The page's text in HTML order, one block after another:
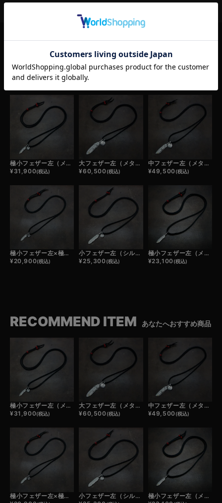
RELATED ITEM
極小フェザー左（メタル）×極小メタルチャーム×鹿革紐×アンティークビーズ/ネックレスカスタム
¥31,900(税込)
大フェザー左（メタル）×小メタルチャーム×鹿革紐×アンティークビーズ/ネックレスカスタム
¥60,500(税込)
中フェザー左（メタル）×小メタルチャーム×鹿革紐×アンティークビーズ/ネックレスカスタム
¥49,500(税込)
極小フェザー左×極小メタルチャーム×鹿革紐×アンティークビーズ/ネックレスカスタム
¥20,900(税込)
小フェザー左（シルバー）×極小メタルチャーム×鹿革紐×アンティークビーズ/ネックレスカスタム
¥25,300(税込)
極小フェザー左（メタル）×鹿革紐×アンティークビーズ/ネックレスカスタム
¥23,100(税込)
RECOMMEND ITEM あなたへおすすめ商品
極小フェザー左（メタル）×極小メタルチャーム×鹿革紐×アンティークビーズ/ネックレスカスタム
¥31,900(税込)
大フェザー左（メタル）×小メタルチャーム×鹿革紐×アンティークビーズ/ネックレスカスタム
¥60,500(税込)
中フェザー左（メタル）×小メタルチャーム×鹿革紐×アンティークビーズ/ネックレスカスタム
¥49,500(税込)
極小フェザー左×極小メタルチャーム×鹿革紐×アンティークビーズ/ネックレスカスタム
小フェザー左（シルバー）×極小メタルチャーム×鹿革紐×アンティークビーズ/ネックレスカスタム
極小フェザー左（メタル）×鹿革紐×アンティークビーズ/ネックレスカスタム